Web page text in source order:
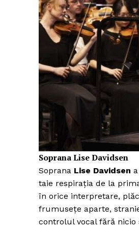
Soprana Lise Davidsen
Soprana Lise Davidsen
taie respirația de la
în orice interpretare,
frumusețe aparte,
controlul vocal fără